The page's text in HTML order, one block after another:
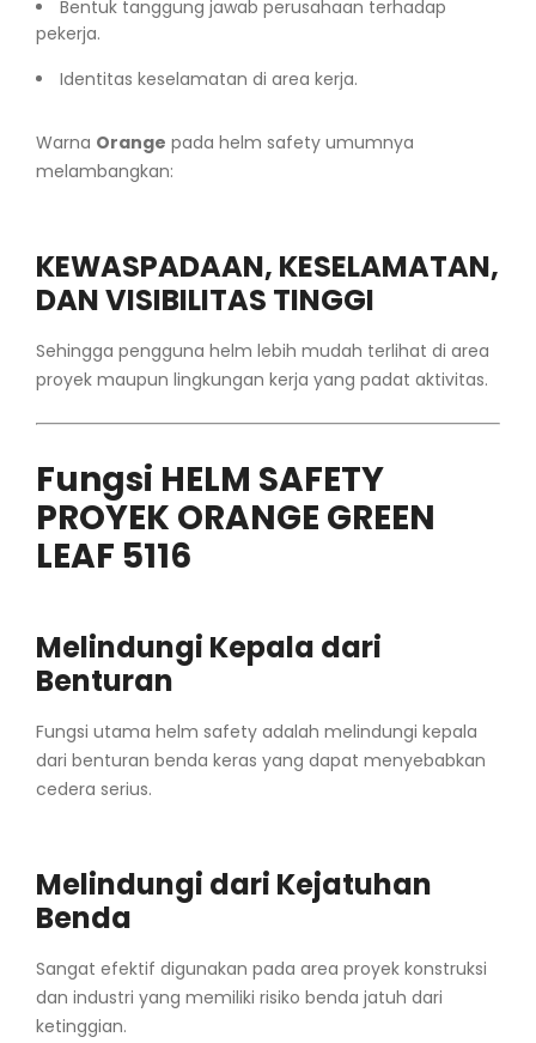
Bentuk tanggung jawab perusahaan terhadap
pekerja.
Identitas keselamatan di area kerja.
Warna Orange pada helm safety umumnya
melambangkan:
KEWASPADAAN, KESELAMATAN,
DAN VISIBILITAS TINGGI
Sehingga pengguna helm lebih mudah terlihat di area
proyek maupun lingkungan kerja yang padat aktivitas.
Fungsi HELM SAFETY
PROYEK ORANGE GREEN
LEAF 5116
Melindungi Kepala dari
Benturan
Fungsi utama helm safety adalah melindungi kepala
dari benturan benda keras yang dapat menyebabkan
cedera serius.
Melindungi dari Kejatuhan
Benda
Sangat efektif digunakan pada area proyek konstruksi
dan industri yang memiliki risiko benda jatuh dari
ketinggian.